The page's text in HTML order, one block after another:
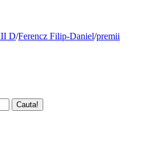
D/Ferencz Filip-Daniel/premii